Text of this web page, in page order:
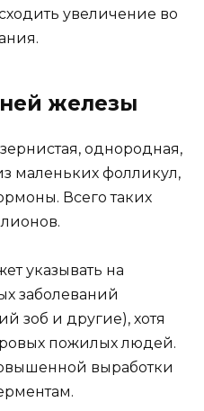
увеличение во
железы
однородная,
маленьких фолликул,
Всего таких
указывать на
заболеваний
зоб и другие), хотя
пожилых людей.
выработки